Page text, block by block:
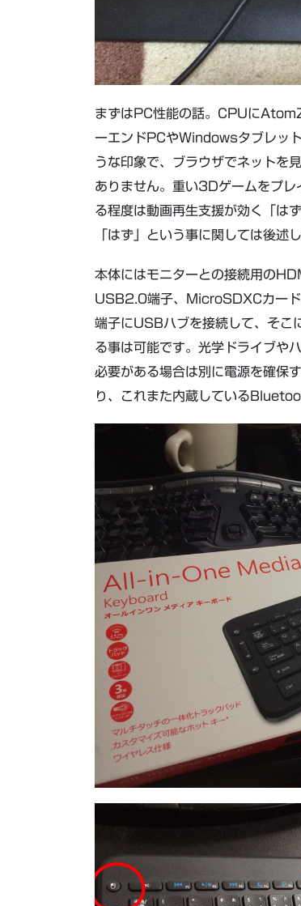
まずはPC性能の話。CPUに
ーエンドPCやWindowsタブレッ
うな印象で、ブラウザでネットを
ありません。重い3Dゲームをプレ
る程度は動画再生支援が効く「は
「はず」という事に関しては後述し
本体にはモニターとの接続用の
USB2.0端子、MicroSDXCカード
端子にUSBハブを接続して、そこ
る事は可能です。光学ドライブや
必要がある場合は別に電源を確保
り、これまた内蔵している